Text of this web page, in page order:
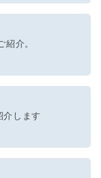
介。
介します